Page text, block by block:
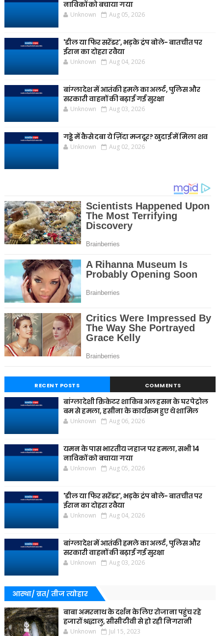
नाविकों को बचाया गया
Unknown Aug 05, 2026
'डील या फिर सरेंडर', भड़के ट्रंप बोले- बातचीत पर
ईरान का दोहरा रवैया
Unknown Aug 04, 2026
बांग्लादेश में आतंकी हमले का अलर्ट, पुलिस और
सरकारी वाहनों की बढ़ाई गई सुरक्षा
Unknown Aug 03, 2026
गड्ढे में कैसे दबा ये ज़िंदा मजदूर? खुदाई में मिला शव
Unknown Aug 02, 2026
RECENT POSTS COMMENTS
बांग्लादेशी क्रिकेटर शाकिब अल हसन के घर पेट्रोल
बम से हमला, हसीना के कार्यक्रम हुए थे शामिल
Unknown Aug 06, 2026
यमन के पास भारतीय जहाज पर हमला, सभी 14
नाविकों को बचाया गया
Unknown Aug 05, 2026
'डील या फिर सरेंडर', भड़के ट्रंप बोले- बातचीत पर
ईरान का दोहरा रवैया
Unknown Aug 04, 2026
बांग्लादेश में आतंकी हमले का अलर्ट, पुलिस और
सरकारी वाहनों की बढ़ाई गई सुरक्षा
Unknown Aug 03, 2026
आस्था/ व्रत/ तीज त्‍योहार
बाबा अमरनाथ के दर्शन के लिए रोजाना पहुंच रहे
हजारों श्रद्धालु, सीसीटीवी से हो रही निगरानी
Unknown Jul 15, 2023